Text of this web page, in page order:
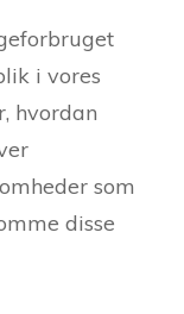
i vores
hvordan
som
disse